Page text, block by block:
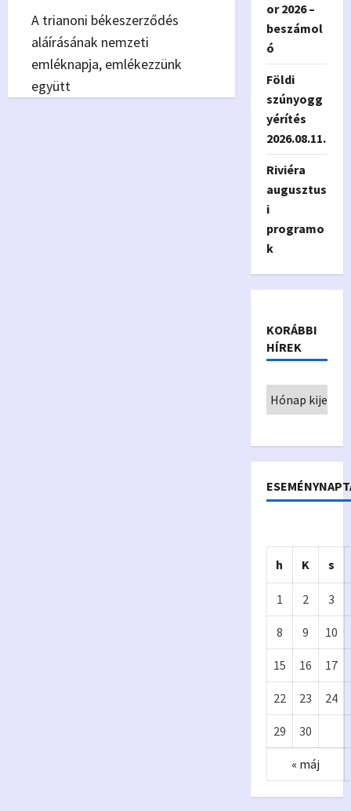
A trianoni békeszerződés
aláírásának nemzeti
emléknapja, emlékezzünk
együtt
or 2026 –
beszámol
ó
Földi
szúnyogg
yérítés
2026.08.11.
Riviéra
augusztus
i
programo
k
KORÁBBI
HÍREK
h K s
1 2 3
8 9 10
15 16 17
22 23 24
29 30
« máj
Önkormányzat